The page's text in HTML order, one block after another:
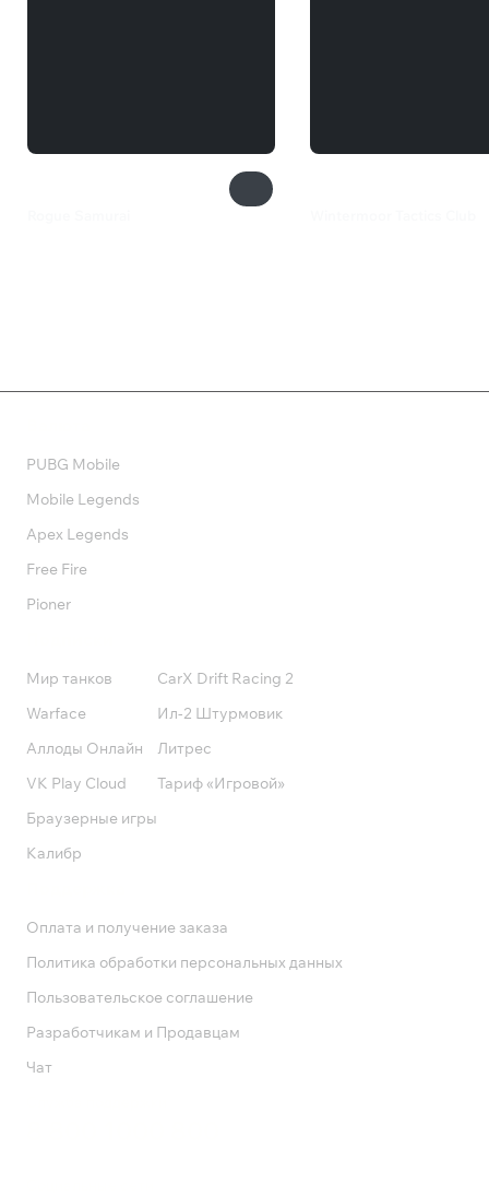
PUBG Mobile
Mobile Legends
Apex Legends
Free Fire
Pioner
Мир танков
Warface
Аллоды Онлайн
VK Play Cloud
Браузерные игры
Калибр
CarX Drift Racing 2
Ил-2 Штурмовик
Литрес
Тариф «Игровой»
Оплата и получение заказа
Политика обработки персональных данных
Пользовательское соглашение
Разработчикам и Продавцам
Чат